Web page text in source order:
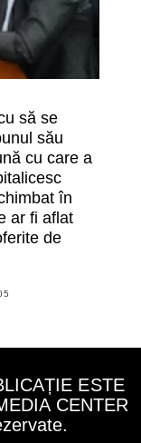
să se
său
cu care a
în
ar fi aflat
de
ESTE
CENTER